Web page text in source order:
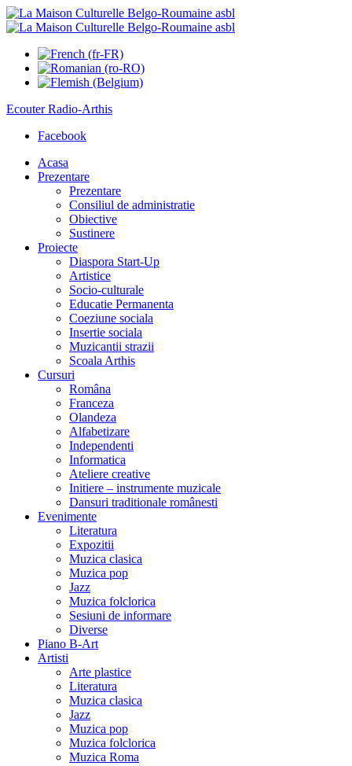
EcouterRadio-Arthis
Facebook
Acasa
Prezentare
Prezentare
Consiliul de administratie
Obiective
Sustinere
Proiecte
Diaspora Start-Up
Artistice
Socio-culturale
Educatie Permanenta
Coeziune sociala
Insertie sociala
Muzicantii strazii
Scoala Arthis
Cursuri
Româna
Franceza
Olandeza
Alfabetizare
Independenti
Informatica
Ateliere creative
Initiere – instrumente muzicale
Dansuri traditionale românesti
Evenimente
Literatura
Expozitii
Muzica clasica
Muzica pop
Jazz
Muzica folclorica
Sesiuni de informare
Diverse
Piano B-Art
Artisti
Arte plastice
Literatura
Muzica clasica
Jazz
Muzica pop
Muzica folclorica
Muzica Roma